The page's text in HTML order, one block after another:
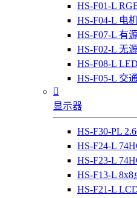
HS-F01-L
HS-F04-L 电
HS-F07-L 有
HS-F02-L 无
HS-F08-L
HS-F05-L 交

显示器
HS-F30-PL
HS-F24-L
HS-F23-L
HS-F13-L
HS-F21-L